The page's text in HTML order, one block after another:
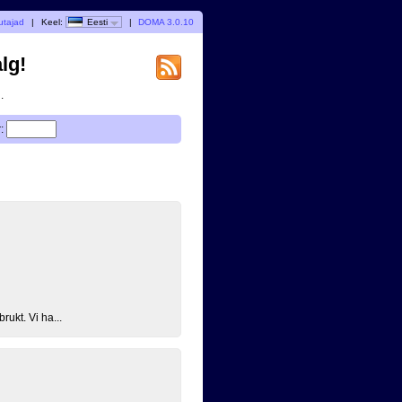
| Keel: Eesti | DOMA 3.0.10
Vi ha...